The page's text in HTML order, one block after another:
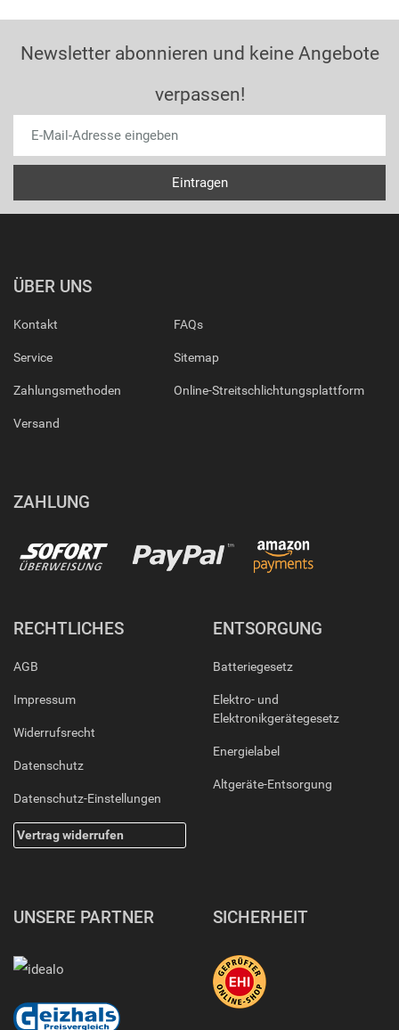
Newsletter abonnieren und keine Angebote
verpassen!
ÜBER UNS
Kontakt
Service
Zahlungsmethoden
Versand
FAQs
Sitemap
Online-Streitschlichtungsplattform
ZAHLUNG
RECHTLICHES
AGB
Impressum
Widerrufsrecht
Datenschutz
Datenschutz-Einstellungen
Vertrag widerrufen
ENTSORGUNG
Batteriegesetz
Elektro- und
Elektronikgerätegesetz
Energielabel
Altgeräte-Entsorgung
UNSERE PARTNER SICHERHEIT